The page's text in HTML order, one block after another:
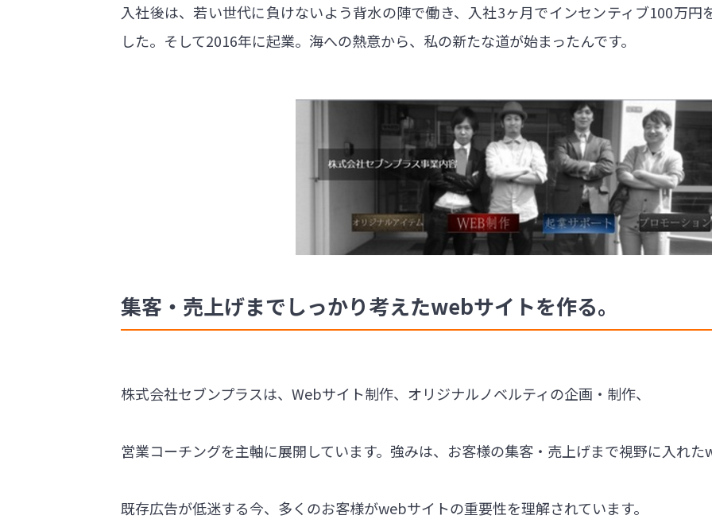
入社後は、若い世代に負けないよう背水の陣で働き、入社3ヶ月でインセンティブ100万円
した。そして2016年に起業。海への熱意から、私の新たな道が始まったんです。
集客・売上げまでしっかり考えたwebサイトを作る。
株式会社セブンプラスは、Webサイト制作、オリジナルノベルティの企画・制作、
営業コーチングを主軸に展開しています。強みは、お客様の集客・売上げまで視野に入れ
既存広告が低迷する今、多くのお客様がwebサイトの重要性を理解されています。